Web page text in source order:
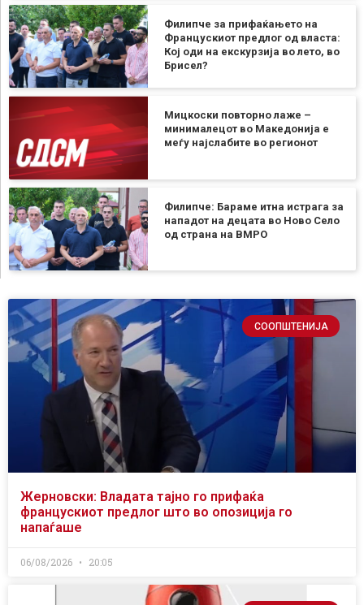
Филипче за прифаќањето на
Францускиот предлог од власта:
Кој оди на екскурзија во лето, во
Брисел?
Мицкоски повторно лаже –
минималецот во Македонија е
меѓу најслабите во регионот
Филипче: Бараме итна истрага за
нападот на децата во Ново Село
од страна на ВМРО
СООПШТЕНИЈА
Жерновски: Владата тајно го прифаќа
францускиот предлог што во опозиција го
напаѓаше
06/08/2026 20:05